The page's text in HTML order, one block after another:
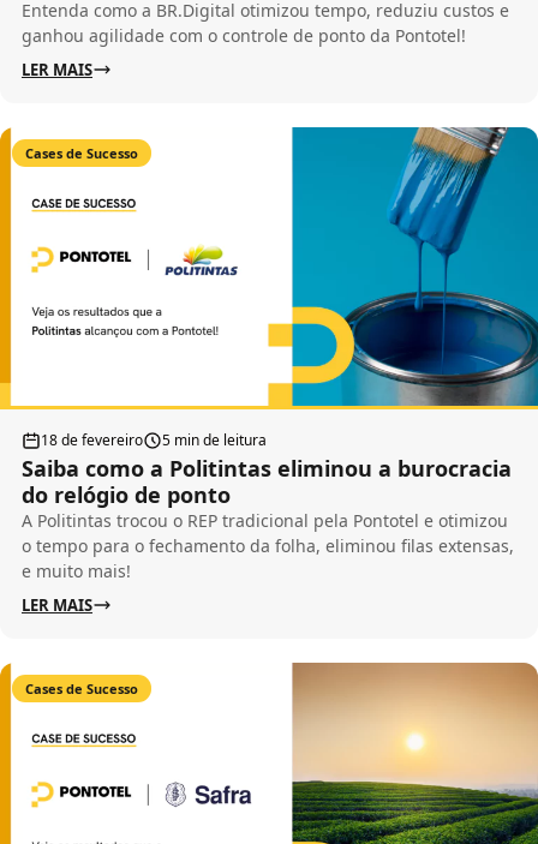
Entenda como a BR.Digital otimizou tempo, reduziu custos e
ganhou agilidade com o controle de ponto da Pontotel!
LER MAIS
Cases de Sucesso
18 de fevereiro 5 min de leitura
Saiba como a Politintas eliminou a burocracia
do relógio de ponto
A Politintas trocou o REP tradicional pela Pontotel e otimizou
o tempo para o fechamento da folha, eliminou filas extensas,
e muito mais!
LER MAIS
Cases de Sucesso